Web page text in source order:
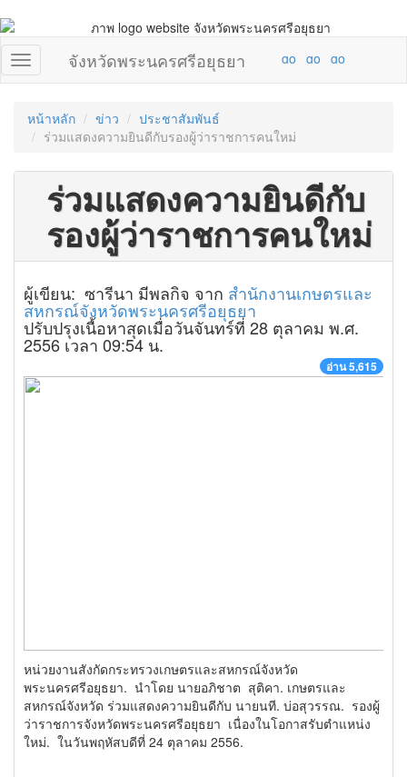
จังหวัดพระนครศรีอยุธยา
หน้าหลัก ข่าว
ประชาสัมพันธ์
ร่วมแสดงความยินดีกับรองผู้ว่าราชการคนใหม่
ร่วมแสดงความยินดีกับ
รองผู้ว่าราชการคนใหม่
ผู้เขียน: ซารีนา มีพลกิจ จาก สำนักงานเกษตรและ
สหกรณ์จังหวัดพระนครศรีอยุธยา
ปรับปรุงเนื้อหาสุดเมื่อวันจันทร์ที่ 28 ตุลาคม พ.ศ.
2556 เวลา 09:54 น.
อ่าน 5,615
หน่วยงานสังกัดกระทรวงเกษตรและสหกรณ์จังหวัด
พระนครศรีอยุธยา. นำโดย นายอภิชาต สุติคา. เกษตรและ
สหกรณ์จังหวัด ร่วมแสดงความยินดีกับ นายนที. บ่อสุวรรณ. รองผู้
ว่าราชการจังหวัดพระนครศรีอยุธยา เนื่องในโอกาสรับตำแหน่ง
ใหม่. ในวันพฤหัสบดีที่ 24 ตุลาคม 2556.